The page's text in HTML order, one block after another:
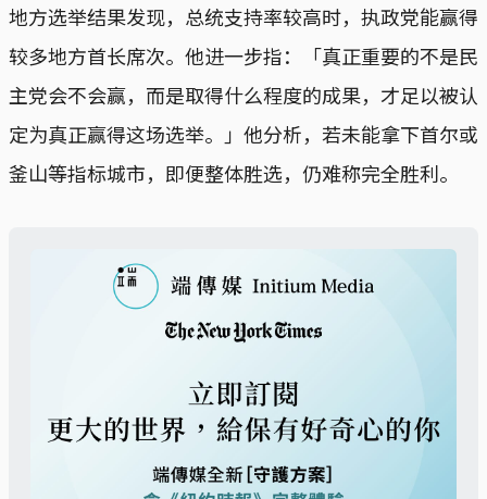
地方选举结果发现，总统支持率较高时，执政党能赢得
较多地方首长席次。他进一步指：「真正重要的不是民
主党会不会赢，而是取得什么程度的成果，才足以被认
定为真正赢得这场选举。」他分析，若未能拿下首尔或
釜山等指标城市，即便整体胜选，仍难称完全胜利。